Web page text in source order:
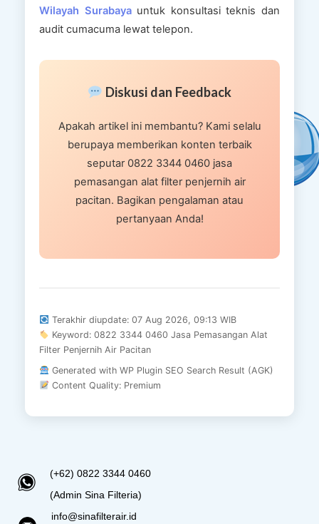
Wilayah Surabayauntuk konsultasi teknis dan
audit cumacuma lewat telepon.
Diskusi dan Feedback
Apakah artikel ini membantu? Kami selalu
berupaya memberikan konten terbaik
seputar 0822 3344 0460 jasa
pemasangan alat filter penjernih air
pacitan. Bagikan pengalaman atau
pertanyaan Anda!
Terakhir diupdate: 07 Aug 2026, 09:13 WIB
Keyword: 0822 3344 0460 Jasa Pemasangan Alat
Filter Penjernih Air Pacitan
Generated with WP Plugin SEO Search Result (AGK)
Content Quality: Premium
(+62) 0822 3344 0460
(Admin Sina Filteria)
info@sinafilterair.id